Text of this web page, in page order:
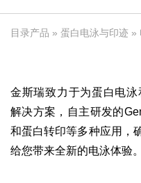
目录产品 » 蛋白电泳与印迹 »
金斯瑞致力于为蛋白电
解决方案，自主研发的
和蛋白转印等多种应用，
给您带来全新的电泳体验。